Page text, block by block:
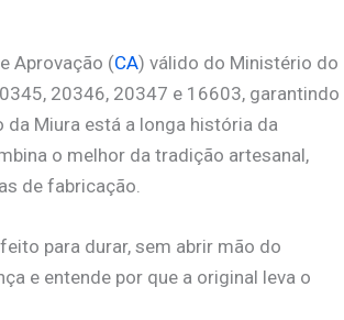
Aprovação (CA) válido do Ministério do
20346, 20347 e 16603, garantindo
Miura está a longa história da
o melhor da tradição artesanal,
de fabricação.
para durar, sem abrir mão do
e entende por que a original leva o